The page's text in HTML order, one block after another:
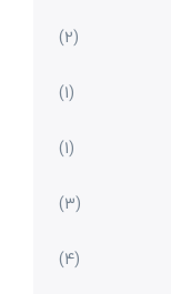
(2)
(1)
(1)
(3)
(4)